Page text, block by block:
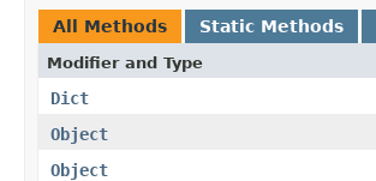
All Methods Static Methods
Modifier and Type
Dict
Object
Object